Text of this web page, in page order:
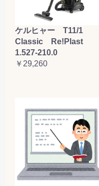
ケルヒャー T11/1
Classic Re!Plast
1.527-210.0
￥29,260